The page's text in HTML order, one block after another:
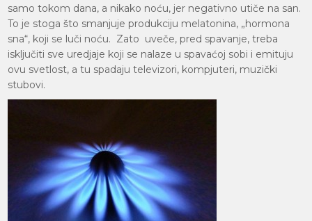
samo tokom dana, a nikako noću, jer negativno utiče na san.
To je stoga što smanjuje produkciju melatonina, „hormona
sna“, koji se luči noću. Zato uveče, pred spavanje, treba
isključiti sve uredjaje koji se nalaze u spavaćoj sobi i emituju
ovu svetlost, a tu spadaju televizori, kompjuteri, muzički
stubovi.